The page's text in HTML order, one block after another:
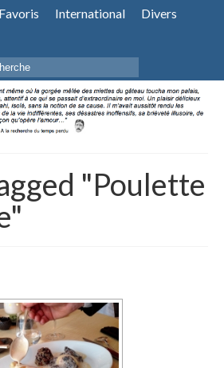
Favoris International
Divers
"Poulette